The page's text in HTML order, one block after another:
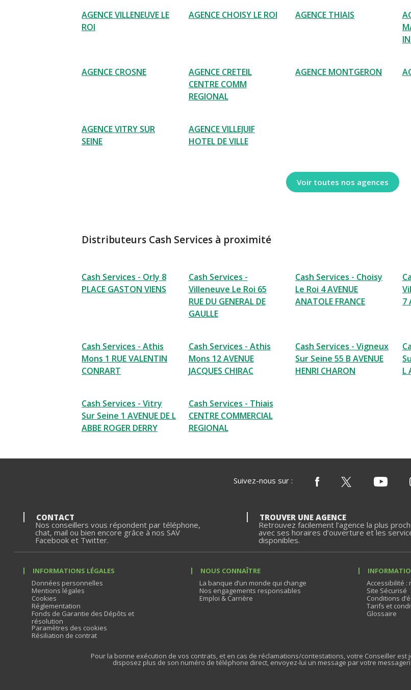
AGENCE VILLENEUVE LE
ROI
AGENCE CHOISY LE ROI AGENCE THIAIS
AGENCE CROSNE
AGENCE CRETEIL
CENTRE COMM
REGIONAL
AGENCE MONTGERON
AGENCE VITRY SUR
SEINE
AGENCE VILLEJUIF
HOTEL DE VILLE
Voir toutes nos agences
Distributeurs Cash Services à proximité
Cash Services - Orly 8
PLACE GASTON VIENS
Cash Services -
Villeneuve Le Roi 65
RUE DU GENERAL DE
GAULLE
Cash Services - Choisy
Le Roi 4 AVENUE
ANATOLE FRANCE
7
Cash Services - Athis
Mons 1 RUE VALENTIN
CONRART
Cash Services - Athis
Mons 12 AVENUE
JACQUES CHIRAC
Cash Services - Vigneux
Sur Seine 55 B AVENUE
HENRI CHARON
L
Cash Services - Vitry
Sur Seine 1 AVENUE DE L
ABBE ROGER DERRY
Cash Services - Thiais
CENTRE COMMERCIAL
REGIONAL
Suivez-nous sur :
CONTACT
Nos conseillers vous répondent par téléphone,
chat, mail ou bien encore grâce à nos SAV
Facebook et Twitter.
TROUVER UNE AGENCE
Retrouvez facilement l’agence la plus
avec ses horaires d’ouverture et les
disponibles.
INFORMATIONS LÉGALES
Données personnelles
Mentions légales
Cookies
Réglementation
Fonds de Garantie des Dépôts et
résolution
Paramètres des cookies
Résiliation de contrat
NOUS CONNAÎTRE
La banque d’un monde qui change
Nos engagements responsables
Emploi & Carrière
Accessibilité :
Site Sécurisé
Conditions
Tarifs et
Glossaire
Pour la bonne exécution de vos contrats, et en cas de réclamations/contestations, votre Conseiller
disposez plus de son numéro de téléphone direct, envoyez-lui un message par votre